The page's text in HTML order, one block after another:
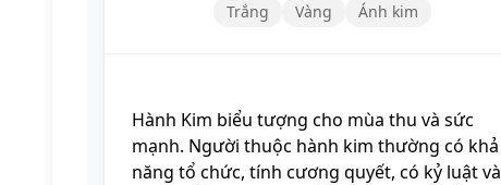
Trắng Vàng Ánh kim
Hành Kim biểu tượng cho mùa thu và sức
mạnh. Người thuộc hành kim thường có khả
năng tổ chức, tính cương quyết, có kỷ luật và